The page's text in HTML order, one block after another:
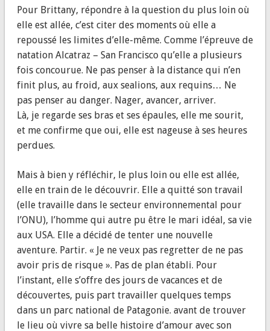
Pour Brittany, répondre à la question du plus loin où
elle est allée, c’est citer des moments où elle a
repoussé les limites d’elle-même. Comme l’épreuve de
natation Alcatraz – San Francisco qu’elle a plusieurs
fois concourue. Ne pas penser à la distance qui n’en
finit plus, au froid, aux sealions, aux requins… Ne
pas penser au danger. Nager, avancer, arriver.
Là, je regarde ses bras et ses épaules, elle me sourit,
et me confirme que oui, elle est nageuse à ses heures
perdues.
Mais à bien y réfléchir, le plus loin ou elle est allée,
elle en train de le découvrir. Elle a quitté son travail
(elle travaille dans le secteur environnemental pour
l’ONU), l’homme qui autre pu être le mari idéal, sa vie
aux USA. Elle a décidé de tenter une nouvelle
aventure. Partir. « Je ne veux pas regretter de ne pas
avoir pris de risque ». Pas de plan établi. Pour
l’instant, elle s’offre des jours de vacances et de
découvertes, puis part travailler quelques temps
dans un parc national de Patagonie. avant de trouver
le lieu où vivre sa belle histoire d’amour avec son